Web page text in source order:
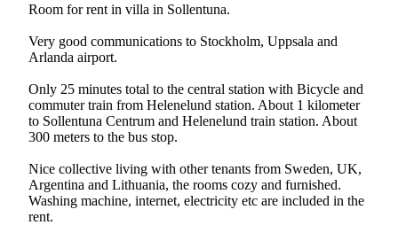
Room for rent in villa in Sollentuna.
Very good communications to Stockholm, Uppsala and
Arlanda airport.
Only 25 minutes total to the central station with Bicycle and
commuter train from Helenelund station. About 1 kilometer
to Sollentuna Centrum and Helenelund train station. About
300 meters to the bus stop.
Nice collective living with other tenants from Sweden, UK,
Argentina and Lithuania, the rooms cozy and furnished.
Washing machine, internet, electricity etc are included in the
rent.